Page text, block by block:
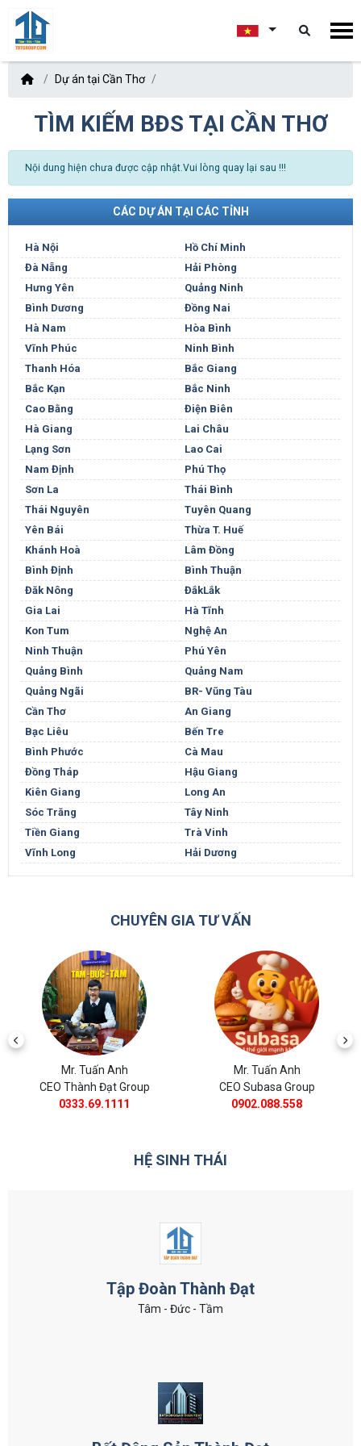
Dự án tại Cần Thơ
TÌM KIẾM BĐS TẠI CẦN THƠ
Nội dung hiện chưa được cập nhật.Vui lòng quay lại sau !!!
CÁC DỰ ÁN TẠI CÁC TỈNH
Hà Nội
Hồ Chí Minh
Đà Nẵng
Hải Phòng
Hưng Yên
Quảng Ninh
Bình Dương
Đồng Nai
Hà Nam
Hòa Bình
Vĩnh Phúc
Ninh Bình
Thanh Hóa
Bắc Giang
Bắc Kạn
Bắc Ninh
Cao Bằng
Điện Biên
Hà Giang
Lai Châu
Lạng Sơn
Lao Cai
Nam Định
Phú Thọ
Sơn La
Thái Bình
Thái Nguyên
Tuyên Quang
Yên Bái
Thừa T. Huế
Khánh Hoà
Lâm Đồng
Bình Định
Bình Thuận
Đăk Nông
ĐắkLắk
Gia Lai
Hà Tĩnh
Kon Tum
Nghệ An
Ninh Thuận
Phú Yên
Quảng Bình
Quảng Nam
Quảng Ngãi
BR- Vũng Tàu
Cần Thơ
An Giang
Bạc Liêu
Bến Tre
Bình Phước
Cà Mau
Đồng Tháp
Hậu Giang
Kiên Giang
Long An
Sóc Trăng
Tây Ninh
Tiền Giang
Trà Vinh
Vĩnh Long
Hải Dương
CHUYÊN GIA TƯ VẤN
Mr. Tuấn Anh
CEO Thành Đạt Group
0333.69.1111
Mr. Tuấn Anh
CEO Subasa Group
0902.088.558
HỆ SINH THÁI
Tập Đoàn Thành Đạt
Tâm - Đức - Tầm